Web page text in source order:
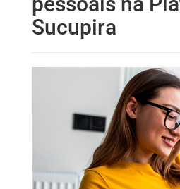
Sucupira